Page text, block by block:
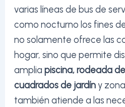
varias líneas de bus de
como nocturno los fines
no solamente ofrece las
hogar, sino que permite
ampliapiscina, rodeada
cuadrados de jardín y
también atiende a las